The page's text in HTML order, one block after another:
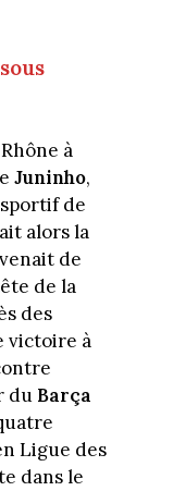
à
Juninho,
de
alors la
de
de la
des
victoire à
du Barça
Ligue des
dans le